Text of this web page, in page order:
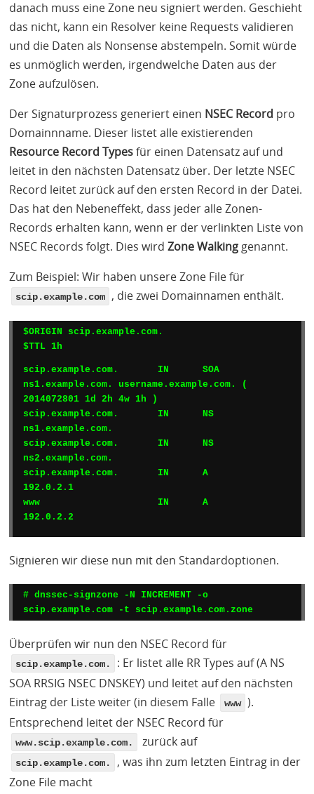
danach muss eine Zone neu signiert werden. Geschieht
das nicht, kann ein Resolver keine Requests validieren
und die Daten als Nonsense abstempeln. Somit würde
es unmöglich werden, irgendwelche Daten aus der
Zone aufzulösen.
Der Signaturprozess generiert einen NSECRecord pro
Domainnname. Dieser listet alle existierenden
Resource Record Typesfür einen Datensatz auf und
leitet in den nächsten Datensatz über. Der letzte NSEC
Record leitet zurück auf den ersten Record in der Datei.
Das hat den Nebeneffekt, dass jeder alle Zonen-
Records erhalten kann, wenn er der verlinkten Liste von
NSEC Records folgt. Dies wirdZone Walking genannt.
Zum Beispiel: Wir haben unsere Zone File für
scip.example.com , die zwei Domainnamen enthält.
$ORIGIN scip.example.com.
$TTL 1h
scip.example.com.       IN SOA
ns1.example.com. username.example.com. (
2014072801 1d 2h 4w 1h )
scip.example.com.       IN      NS
ns1.example.com.
scip.example.com.       IN      NS
ns2.example.com.
scip.example.com.       IN      A
192.0.2.1
www                     IN      A
Signieren wir diese nun mit den Standardoptionen.
# dnssec-signzone -N INCREMENT -o
Überprüfen wir nun den NSEC Record für
scip.example.com.
: Er listet alle RR Types auf (A NS
SOA RRSIG NSEC DNSKEY) und leitet auf den nächsten
Eintrag der Liste weiter (in diesem Falle
www ).
Entsprechend leitet der NSEC Record für
www.scip.example.com. zurück auf
scip.example.com.
, was ihn zum letzten Eintrag in der
Zone File macht